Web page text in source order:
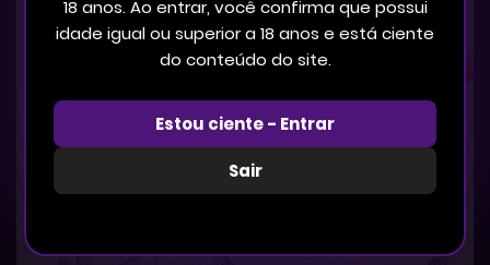
18 anos. Ao entrar, você confirma que possui
idade igual ou superior a 18 anos e está ciente
do conteúdo do site.
Estou ciente - Entrar
Sair